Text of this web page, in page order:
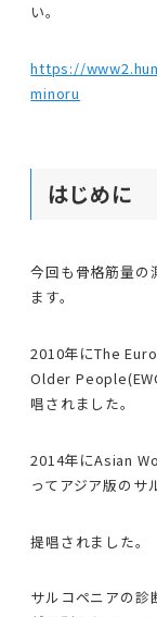
い。
https://
minoru
はじめに
今回も骨格筋量の
ます。
2010年にThe
Older
唱されました。
2014年にAsian
ってアジア版のサ
提唱されました。
サルコペニアの診